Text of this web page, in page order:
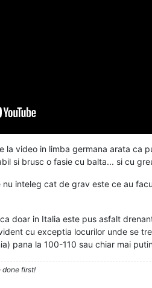
la video in limba germana arata ca
si brusc o fasie cu balta... si cu
inteleg cat de grav este ce au
doar in Italia este pus asfalt
cu exceptia locurilor unde se
pana la 100-110 sau chiar mai
done first!